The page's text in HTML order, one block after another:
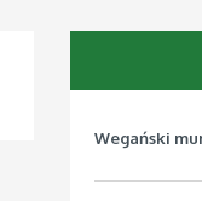
Wegański